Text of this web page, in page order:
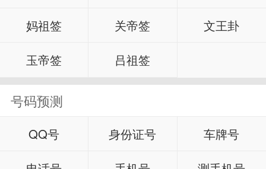
妈祖签 关帝签 文王卦
玉帝签 吕祖签
号码预测
QQ号 身份证号 车牌号